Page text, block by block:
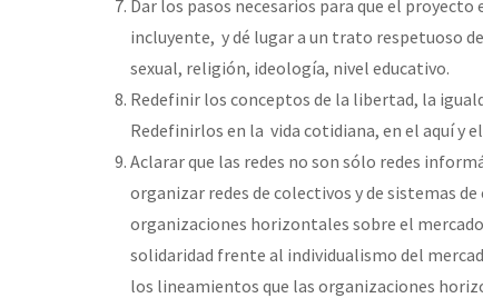
Dar los pasos necesarios para que el
incluyente, y dé lugar a un trato respetuoso
sexual, religión, ideología, nivel educativo.
Redefinir los conceptos de la libertad, la
Redefinirlos en la vida cotidiana, en el aquí y
Aclarar que las redes no son sólo redes
organizar redes de colectivos y de sistemas
organizaciones horizontales sobre el
solidaridad frente al individualismo del
los lineamientos que las organizaciones